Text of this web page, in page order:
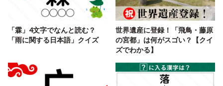
「霖」4文字でなんと読む？
「雨に関する日本語」クイズ
世界遺産に登録！「飛鳥・藤原
の宮都」は何がスゴい？【クイ
ズでわかる】